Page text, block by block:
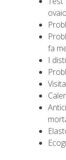
ovaio
fa
I